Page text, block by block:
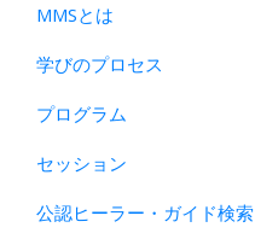
MMSとは
学びのプロセス
プログラム
セッション
公認ヒーラー・ガイド検索